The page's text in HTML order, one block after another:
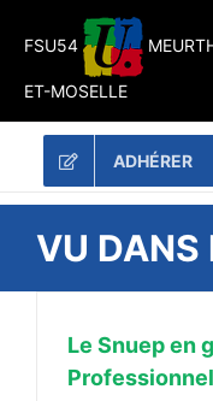
FSU54
ET-MOSELLE
ADHÉRER
VU DANS
Le Snuep en